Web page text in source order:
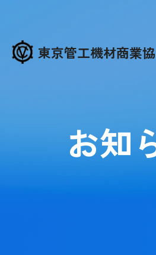
東京管工機材商業
お知